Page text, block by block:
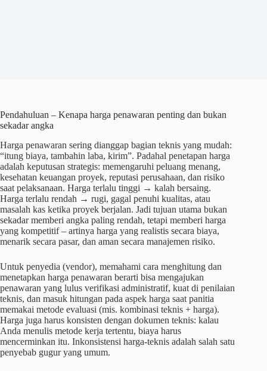
Pendahuluan – Kenapa harga penawaran penting dan bukan
sekadar angka
Harga penawaran sering dianggap bagian teknis yang mudah:
“itung biaya, tambahin laba, kirim”. Padahal penetapan harga
adalah keputusan strategis: memengaruhi peluang menang,
kesehatan keuangan proyek, reputasi perusahaan, dan risiko
saat pelaksanaan. Harga terlalu tinggi → kalah bersaing.
Harga terlalu rendah → rugi, gagal penuhi kualitas, atau
masalah kas ketika proyek berjalan. Jadi tujuan utama bukan
sekadar memberi angka paling rendah, tetapi memberi harga
yang kompetitif – artinya harga yang realistis secara biaya,
menarik secara pasar, dan aman secara manajemen risiko.
Untuk penyedia (vendor), memahami cara menghitung dan
menetapkan harga penawaran berarti bisa mengajukan
penawaran yang lulus verifikasi administratif, kuat di penilaian
teknis, dan masuk hitungan pada aspek harga saat panitia
memakai metode evaluasi (mis. kombinasi teknis + harga).
Harga juga harus konsisten dengan dokumen teknis: kalau
Anda menulis metode kerja tertentu, biaya harus
mencerminkan itu. Inkonsistensi harga-teknis adalah salah satu
penyebab gugur yang umum.